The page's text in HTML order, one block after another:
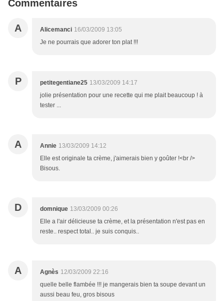
Commentaires
A Alicemanci 16/03/2009 13:05
Je ne pourrais que adorer ton plat !!!
P petitegentiane25 13/03/2009 14:17
jolie présentation pour une recette qui me plait beaucoup ! à
tester ...
A Annie 13/03/2009 14:12
Elle est originale ta crème, j'aimerais bien y goûter !<br />
Bisous.
D domnique 13/03/2009 00:26
Elle a l'air délicieuse ta crème, et la présentation n'est pas en
reste.. respect total.. je suis conquis..
A Agnès 12/03/2009 22:16
quelle belle flambée !!! je mangerais bien ta soupe devant un
aussi beau feu, gros bisous